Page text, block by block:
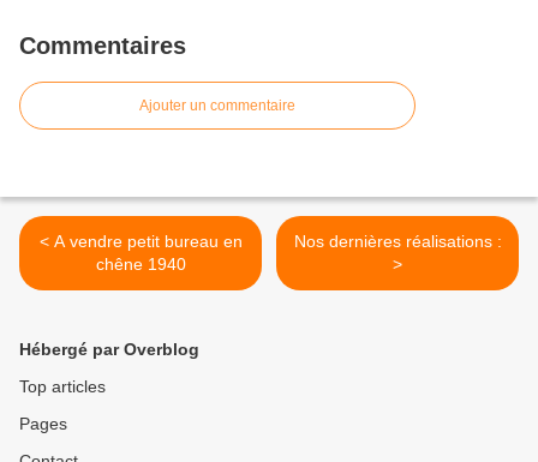
Commentaires
Ajouter un commentaire
< A vendre petit bureau en
chêne 1940
Nos dernières réalisations :
>
Hébergé par Overblog
Top articles
Pages